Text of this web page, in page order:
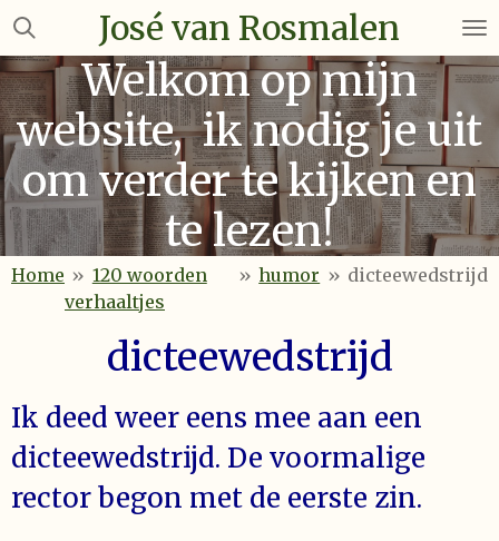
Ga
naar
de
hoofdinhoud
José van Rosmalen
Welkom op mijn
website, ik nodig je uit
om verder te kijken en
te lezen!
Home » 120 woorden
verhaaltjes
» humor » dicteewedstrijd
dicteewedstrijd
Ik deed weer eens mee aan een
dicteewedstrijd. De voormalige
rector begon met de eerste zin.